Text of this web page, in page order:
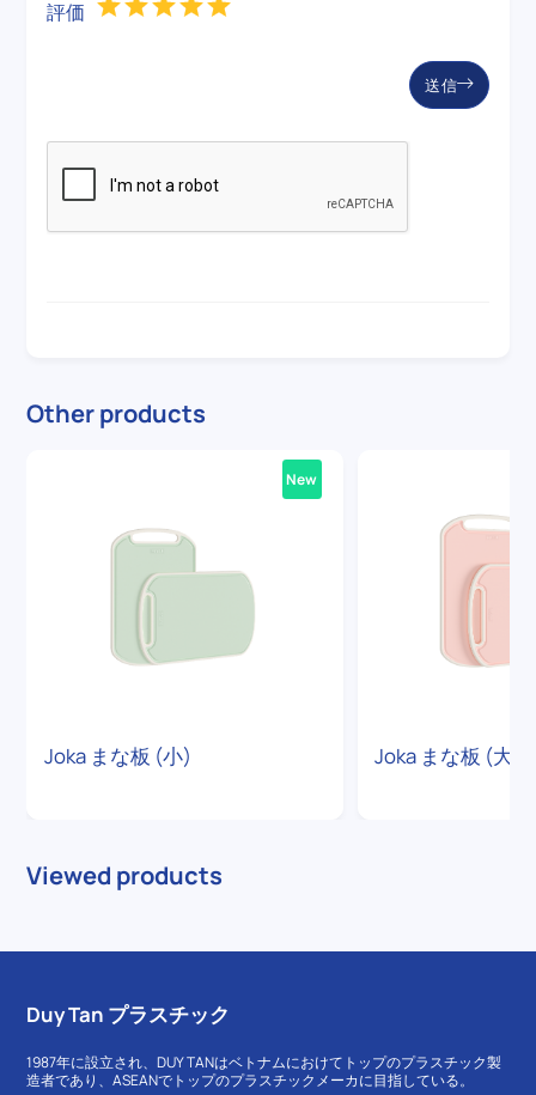
評価
送信
Other products
Joka まな板 (小)
New
Joka まな板 (大)
Viewed products
Duy Tan プラスチック
1987年に設立され、DUY TANはベトナムにおけてトップのプラスチック製
造者であり、ASEANでトップのプラスチックメーカに目指している。